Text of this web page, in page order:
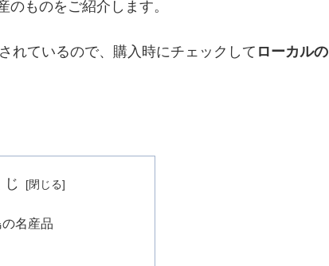
ものをご紹介します。
れているので、購入時にチェックして ローカルの
じ
名産品